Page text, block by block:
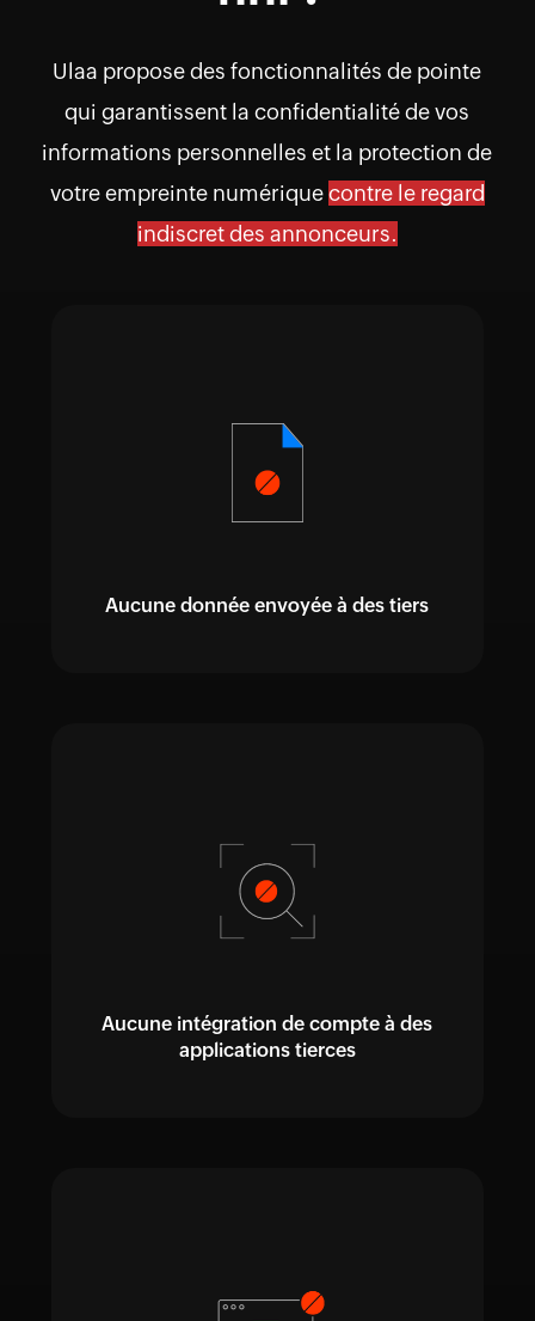
Ulaa propose des fonctionnalités de pointe
qui garantissent la confidentialité de vos
informations personnelles et la protection de
votre empreinte numériquecontre le regard
indiscret des annonceurs.
Aucune donnée envoyée à des tiers
Aucune intégration de compte à des
applications tierces